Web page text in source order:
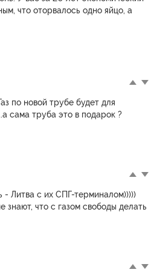
что оторвалось одно яйцо, а
по новой трубе будет для
сама труба это в подарок ?
Литва с их СПГ-терминалом)))))
знают, что с газом свободы делать